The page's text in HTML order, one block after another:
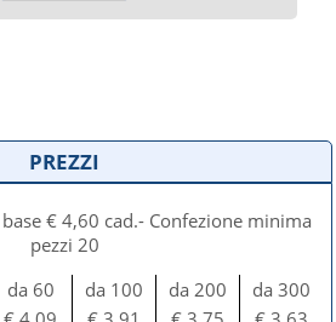
PREZZI
€ 4,60 cad.- Confezione minima
pezzi 20
da 60
da 100
da 200
da 300